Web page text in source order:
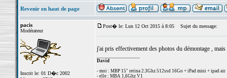
Revenir en haut de page
pacis
Modérateur
Inscrit le: 01 D�c 2002
Post� le: Lun 12 Oct 2015 à 8:05 Sujet du message:
j'ai pris effectivement des photos du démontage ,
David
- moi : MBP 15" retina 2.3Ghz 512ssd 16Go + iPad mini + ipad air
- elle : MBA 1,6Ghz V1